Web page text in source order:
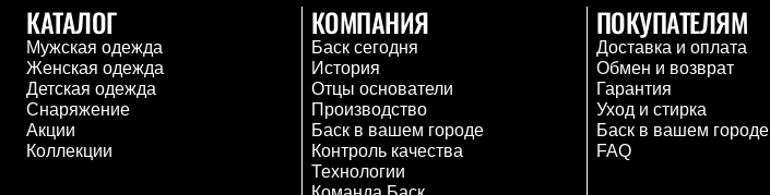
Брюки
Жилеты
Утепленная синтетикой
Куртки
Брюки
Штормовая одежда
Куртки
Софтшелл одежда
КАТАЛОГ
Мужская одежда
Женская одежда
Детская одежда
Снаряжение
Акции
Коллекции
КОМПАНИЯ
Баск сегодня
История
Отцы основатели
Производство
Баск в вашем городе
Контроль качества
Технологии
ПОКУПАТЕЛЯМ
Доставка и оплата
Обмен и возврат
Гарантия
Уход и стирка
Баск в вашем городе
FAQ